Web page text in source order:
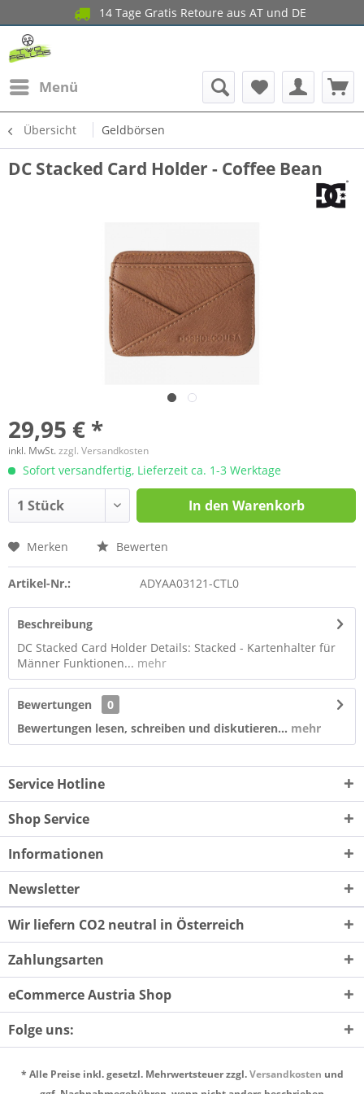
14 Tage Gratis Retoure aus AT und DE
Menü
Übersicht Geldbörsen
DC Stacked Card Holder - Coffee Bean
29,95 € *
inkl. MwSt.zzgl. Versandkosten
Sofort versandfertig, Lieferzeit ca. 1-3 Werktage
In den Warenkorb
Merken Bewerten
Artikel-Nr.: ADYAA03121-CTL0
Beschreibung
DC Stacked Card Holder Details: Stacked - Kartenhalter für
Männer Funktionen... mehr
Bewertungen
0
Bewertungen lesen, schreiben und diskutieren... mehr
Service Hotline
Shop Service
Informationen
Newsletter
Wir liefern CO2 neutral in Österreich
Zahlungsarten
eCommerce Austria Shop
Folge uns:
* Alle Preise inkl. gesetzl. Mehrwertsteuer zzgl.Versandkosten und